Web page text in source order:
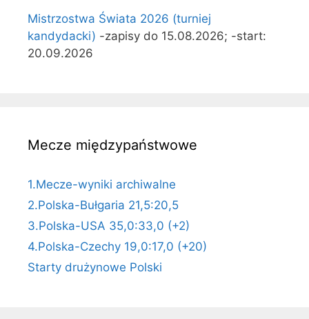
Mistrzostwa Świata 2026 (turniej
kandydacki) -zapisy do 15.08.2026; -start:
20.09.2026
Mecze międzypaństwowe
1.Mecze-wyniki archiwalne
2.Polska-Bułgaria 21,5:20,5
3.Polska-USA 35,0:33,0 (+2)
4.Polska-Czechy 19,0:17,0 (+20)
Starty drużynowe Polski